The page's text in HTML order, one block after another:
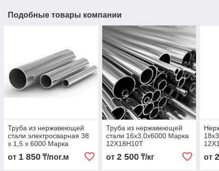
Подобные товары компании
Труба из нержавеющей
стали электросварная 38
х 1,5 х 6000 Марка
12Х18Н10Т
от 1 850 ₸/пог.м
Труба из нержавеющей
стали 16х3,0х6000 Марка
12Х18Н10Т
от 2 500₸/кг от